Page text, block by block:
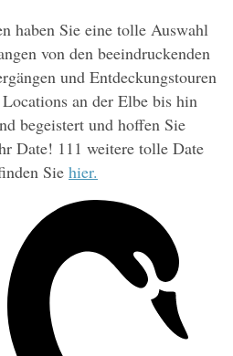
haben Sie eine tolle Auswahl
von den beeindruckenden
und Entdeckungstouren
an der Elbe bis hin
begeistert und hoffen Sie
Date! 111 weitere tolle Date
Sie hier.